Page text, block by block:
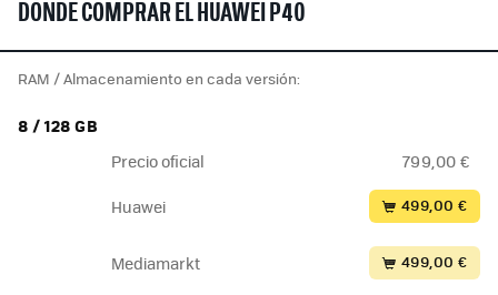
DÓNDE COMPRAR EL HUAWEI P40
RAM / Almacenamiento en cada versión:
8 / 128 GB
Precio oficial 799,00 €
Huawei 499,00 €
Mediamarkt 499,00 €